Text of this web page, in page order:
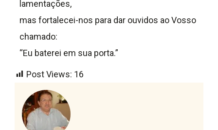
lamentações,
mas fortalecei-nos para dar ouvidos ao Vosso
chamado:
“Eu baterei em sua porta.”
Post Views: 16